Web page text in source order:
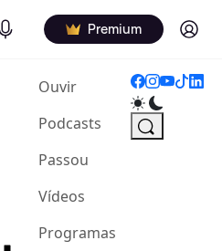
Podcasts Premium Log in
Ouvir(current)
Podcasts
Passou
Vídeos
Programas